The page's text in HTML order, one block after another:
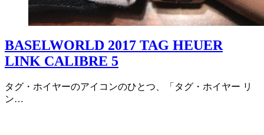
BASELWORLD 2017 TAG HEUER
LINK CALIBRE 5
タグ・ホイヤーのアイコンのひとつ、「タグ・ホイヤー リ
ン…